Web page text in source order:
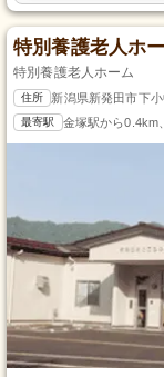
特別養護老人ホ
特別養護老人ホーム
住所 新潟県新発田市下
最寄駅 金塚駅から0.4km